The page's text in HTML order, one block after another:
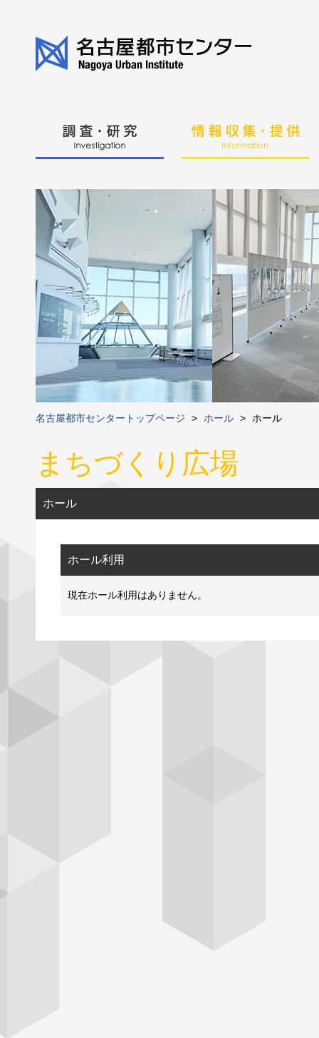
名古屋都市センタートップページ > ホール > ホール
まちづくり広場
ホール
ホール利用
現在ホール利用はありません。